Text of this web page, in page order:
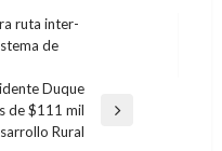
ruta inter-
de
Duque
de $111 mil
Rural